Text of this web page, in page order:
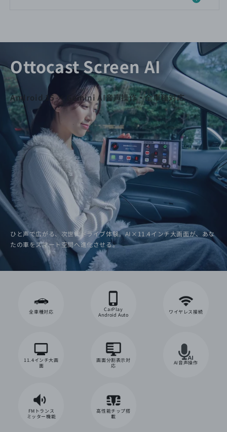
Ottocast Screen AI
Android 15 × Gemini AI音声操作・全車種対応
ひと声で広がる、次世代ドライブ体験。AI×11.4インチ大画面が、あな
たの車をスマート空間へ進化させる。
全車種対応
CarPlay
Android Auto
ワイヤレス接続
11.4インチ大画
面
画面分割表示対
応
AI音声操作
FMトランス
ミッター機能
高性能チップ搭
載